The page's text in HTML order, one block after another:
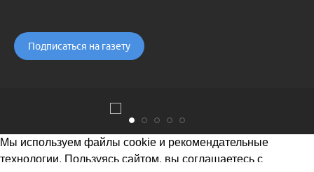
Подписаться на газету
Мы используем файлы cookie и рекомендательные
технологии. Пользуясь сайтом, вы соглашаетесь с